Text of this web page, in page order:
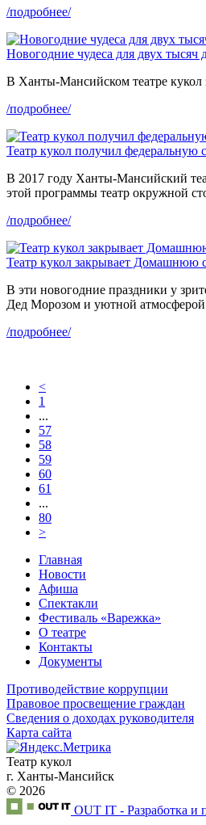
/подробнее/
Новогодние чудеса для двух тысяч
В Ханты-Мансийском театре кукол
/подробнее/
Театр кукол получил федеральную
В 2017 году Ханты-Мансийский
этой программы театр окружной
/подробнее/
Театр кукол закрывает Домашнюю
В эти новогодние праздники у
Дед Морозом и уютной
/подробнее/
<
1
...
57
58
59
60
61
...
80
>
Главная
Новости
Афиша
Спектакли
Фестиваль «Варежка»
О театре
Контакты
Документы
Противодействие коррупции
Правовое просвещение граждан
Сведения о доходах руководителя
Карта сайта
Театр кукол
г. Ханты-Мансийск
© 2026
OUT IT - Разработка и